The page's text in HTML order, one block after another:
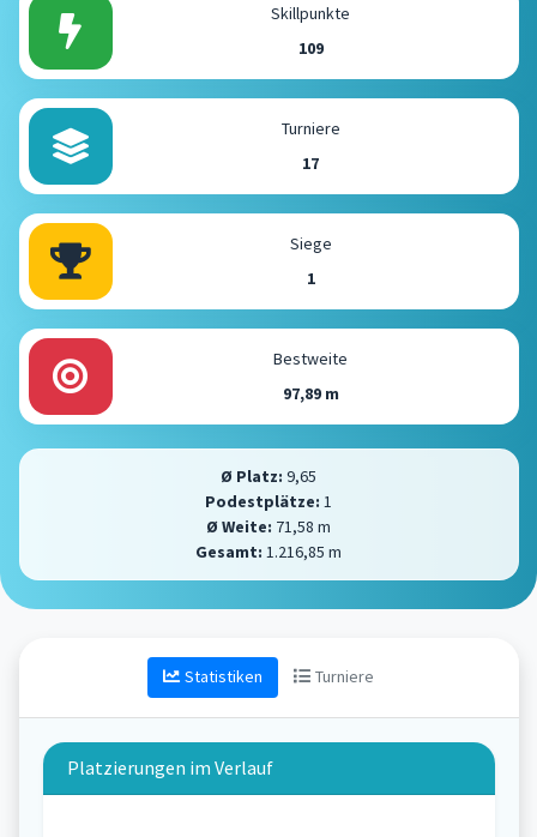
Skillpunkte
109
Turniere
17
Siege
1
Bestweite
97,89 m
Ø Platz: 9,65
Podestplätze: 1
Ø Weite: 71,58 m
Gesamt: 1.216,85 m
Statistiken Turniere
Platzierungen im Verlauf